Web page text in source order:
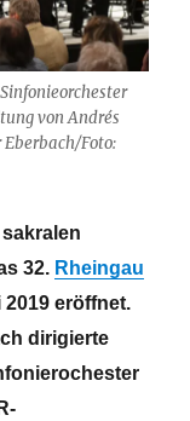
von Andrés
Foto:
32. Rheingau
2019 eröffnet.
dirigierte